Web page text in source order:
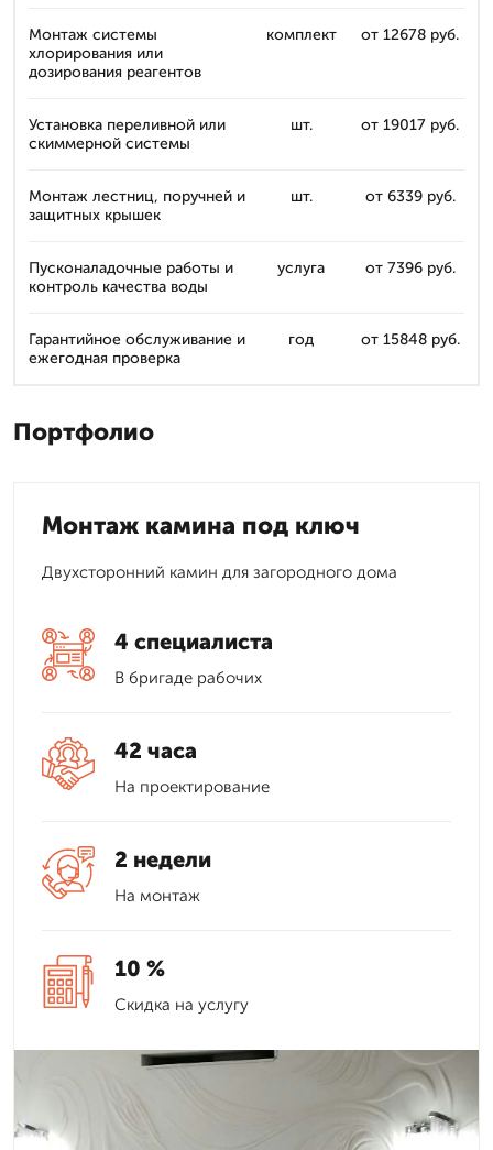
Монтаж системы
хлорирования или
дозирования реагентов
комплект от 12678 руб.
Установка переливной или
скиммерной системы
шт. от 19017 руб.
Монтаж лестниц, поручней и
защитных крышек
шт. от 6339 руб.
Пусконаладочные работы и
контроль качества воды
услуга от 7396 руб.
Гарантийное обслуживание и
ежегодная проверка
год от 15848 руб.
Портфолио
Монтаж камина под ключ
Двухсторонний камин для загородного дома
4 специалиста
В бригаде рабочих
42 часа
На проектирование
2 недели
На монтаж
10 %
Скидка на услугу